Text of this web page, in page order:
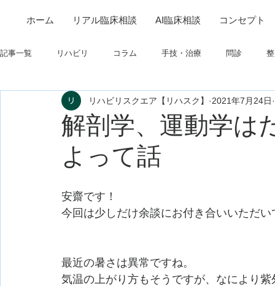
ホーム リアル臨床相談 AI臨床相談 コンセプト
記事一覧 リハビリ コラム 手技・治療 問診
制度関連 学会・研究関連 高次脳機能障害
フィジカルアセスメント 仕事について
解剖学、運動学は
よって話
リハビリスクエア【リハスク】 2021年7月24日
安齋です！
今回は少しだけ余談にお付き合いいただ
最近の暑さは異常ですね。
気温の上がり方もそうですが、なにより